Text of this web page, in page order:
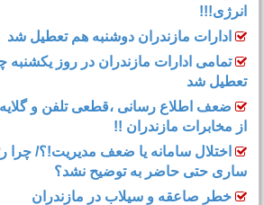
انرژی!!!
ادارات مازندران دوشنبه هم تعطیل شد
تمامی ادارات مازندران در روز یکشنبه
تعطیل شد
ضعف اطلاع رسانی ،قطعی تلفن و گلایه
از مخابرات مازندران !!
اختلال سامانه یا ضعف مدیریت!؟/ چرا
ساری حتی حاضر به توضیح نشد؟
خطر صاعقه و سیلاب در مازندران